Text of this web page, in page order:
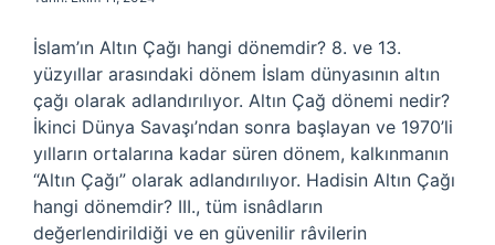
İslam’ın Altın Çağı hangi dönemdir? 8. ve 13.
yüzyıllar arasındaki dönem İslam dünyasının altın
çağı olarak adlandırılıyor. Altın Çağ dönemi nedir?
İkinci Dünya Savaşı’ndan sonra başlayan ve 1970’li
yılların ortalarına kadar süren dönem, kalkınmanın
“Altın Çağı” olarak adlandırılıyor. Hadisin Altın Çağı
hangi dönemdir? III., tüm isnâdların
değerlendirildiği ve en güvenilir râvilerin